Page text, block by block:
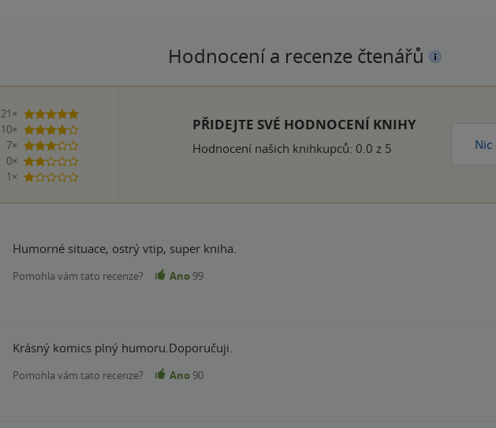
Hodnocení a recenze čtenářů
21×
5 hvězdiček
10×
4 hvězdičky
7×
3 hvězdičky
0×
2 hvězdičky
1×
1 hvezdička
PŘIDEJTE SVÉ HODNOCENÍ KNIHY
Hodnocení našich knihkupců: 0.0 z 5 Nic
Humorné situace, ostrý vtip, super kniha.
Pomohla vám tato recenze? Ano 99
Krásný komics plný humoru.Doporučuji.
Pomohla vám tato recenze? Ano 90